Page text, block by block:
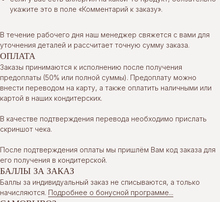
укажите это в поле «Комментарий к заказу».
В течение рабочего дня наш менеджер свяжется с вами для
уточнения деталей и рассчитает точную сумму заказа.
ОПЛАТА
Заказы принимаются к исполнению после получения
предоплаты (50% или полной суммы). Предоплату можно
внести переводом на карту, а также оплатить наличными или
картой в наших кондитерских.
В качестве подтверждения перевода необходимо прислать
скриншот чека.
После подтверждения оплаты мы пришлём Вам код заказа для
его получения в кондитерской.
БАЛЛЫ ЗА ЗАКАЗ
Баллы за индивидуальный заказ не списываются, а только
начисляются. Подробнее о бонусной программе...